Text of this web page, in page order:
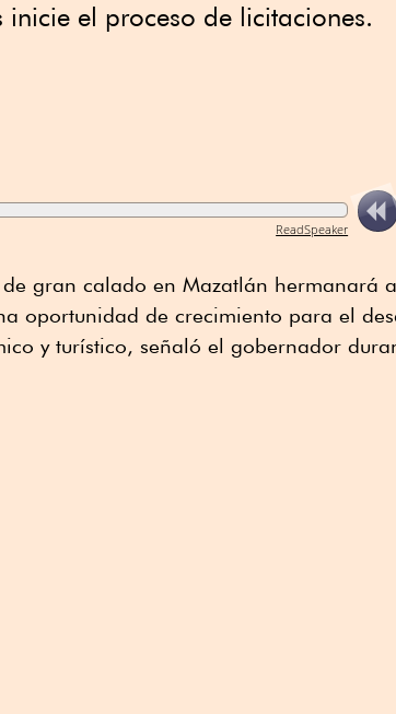
el proceso de licitaciones.
ReadSpeaker
gran calado en Mazatlán hermanará
oportunidad de crecimiento para el
y turístico, señaló el gobernador